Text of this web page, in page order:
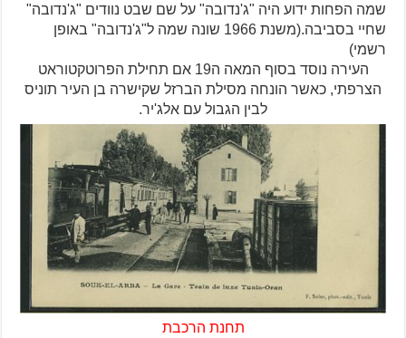
שמה הפחות ידוע היה "ג'נדובה" על שם שבט נוודים "ג'נדובה"
שחיי בסביבה.(משנת 1966 שונה שמה ל"ג'נדובה" באופן
רשמי)
העירה נוסד בסוף המאה ה19 אם תחילת הפרוטקטוראט
הצרפתי, כאשר הונחה מסילת הברזל שקישרה בן העיר תוניס
לבין הגבול עם אלג'יר.
תחנת הרכבת